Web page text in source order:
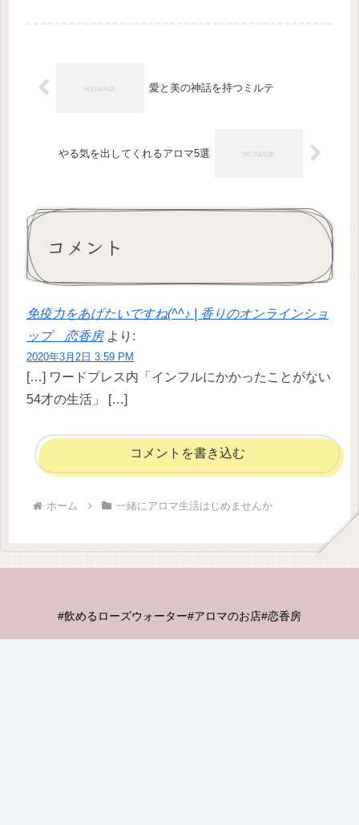
愛と美の神話を持つミルテ
やる気を出してくれるアロマ5選
コメント
免疫力をあげたいですね(^^♪ | 香りのオンラインショ
ップ 恋香房 より:
2020年3月2日 3:59 PM
[…] ワードプレス内「インフルにかかったことがない
54才の生活」 […]
コメントを書き込む
ホーム 一緒にアロマ生活はじめませんか
#飲めるローズウォーター#アロマのお店#恋香房